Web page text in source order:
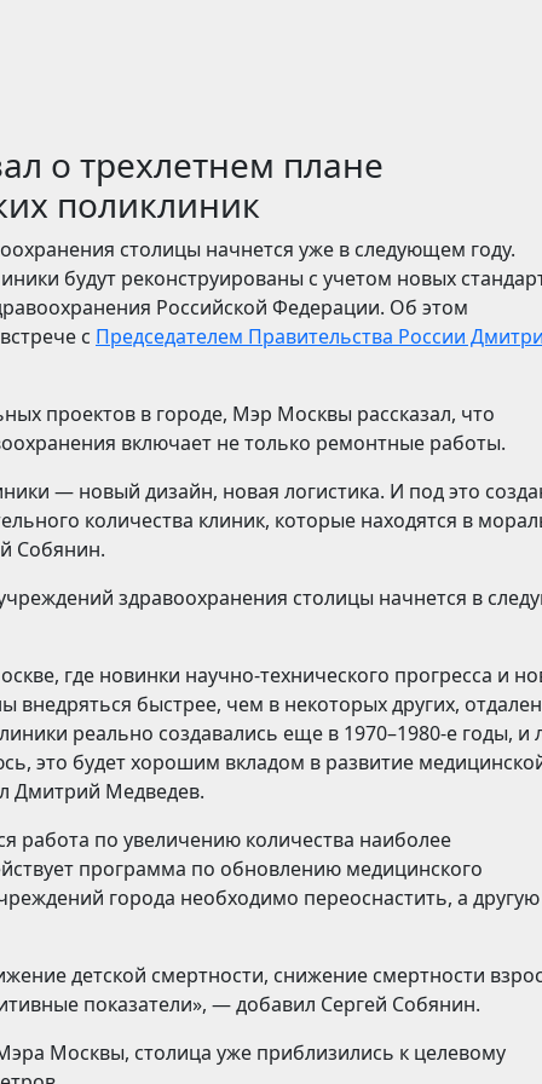
о трехлетнем плане
поликлиник
столицы начнется уже в следующем году.
будут реконструированы с учетом новых
Российской Федерации. Об этом
с Председателем Правительства России
проектов в городе, Мэр Москвы рассказал, что
включает не только ремонтные работы.
— новый дизайн, новая логистика. И под это
количества клиник, которые находятся в
Собянин.
здравоохранения столицы начнется в
где новинки научно-технического прогресса и
внедряться быстрее, чем в некоторых других,
реально создавались еще в 1970–1980-е годы, и
это будет хорошим вкладом в развитие
Дмитрий Медведев.
работа по увеличению количества наиболее
программа по обновлению медицинского
города необходимо переоснастить, а
детской смертности, снижение смертности
показатели», — добавил Сергей Собянин.
Москвы, столица уже приблизились к целевому